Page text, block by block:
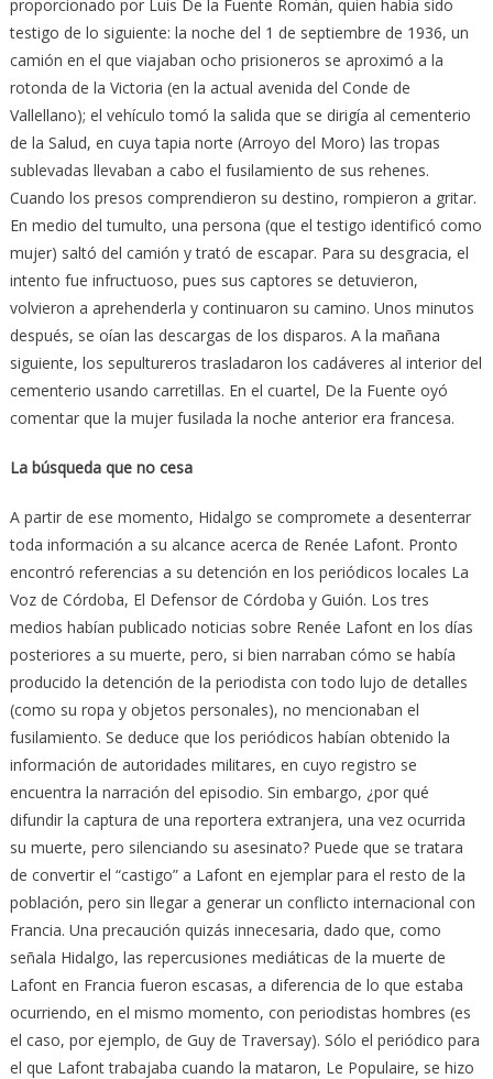
proporcionado por Luis De la Fuente Román, quien había sido
testigo de lo siguiente: la noche del 1 de septiembre de 1936, un
camión en el que viajaban ocho prisioneros se aproximó a la
rotonda de la Victoria (en la actual avenida del Conde de
Vallellano); el vehículo tomó la salida que se dirigía al cementerio
de la Salud, en cuya tapia norte (Arroyo del Moro) las tropas
sublevadas llevaban a cabo el fusilamiento de sus rehenes.
Cuando los presos comprendieron su destino, rompieron a gritar.
En medio del tumulto, una persona (que el testigo identificó como
mujer) saltó del camión y trató de escapar. Para su desgracia, el
intento fue infructuoso, pues sus captores se detuvieron,
volvieron a aprehenderla y continuaron su camino. Unos minutos
después, se oían las descargas de los disparos. A la mañana
siguiente, los sepultureros trasladaron los cadáveres al interior del
cementerio usando carretillas. En el cuartel, De la Fuente oyó
comentar que la mujer fusilada la noche anterior era francesa.
La búsqueda que no cesa
A partir de ese momento, Hidalgo se compromete a desenterrar
toda información a su alcance acerca de Renée Lafont. Pronto
encontró referencias a su detención en los periódicos locales La
Voz de Córdoba, El Defensor de Córdoba y Guión. Los tres
medios habían publicado noticias sobre Renée Lafont en los días
posteriores a su muerte, pero, si bien narraban cómo se había
producido la detención de la periodista con todo lujo de detalles
(como su ropa y objetos personales), no mencionaban el
fusilamiento. Se deduce que los periódicos habían obtenido la
información de autoridades militares, en cuyo registro se
encuentra la narración del episodio. Sin embargo, ¿por qué
difundir la captura de una reportera extranjera, una vez ocurrida
su muerte, pero silenciando su asesinato? Puede que se tratara
de convertir el “castigo” a Lafont en ejemplar para el resto de la
población, pero sin llegar a generar un conflicto internacional con
Francia. Una precaución quizás innecesaria, dado que, como
señala Hidalgo, las repercusiones mediáticas de la muerte de
Lafont en Francia fueron escasas, a diferencia de lo que estaba
ocurriendo, en el mismo momento, con periodistas hombres (es
el caso, por ejemplo, de Guy de Traversay). Sólo el periódico para
el que Lafont trabajaba cuando la mataron, Le Populaire, se hizo